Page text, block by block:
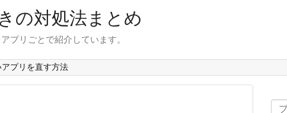
の対処法まとめ
プリごとで紹介しています。
アプリを直す方法